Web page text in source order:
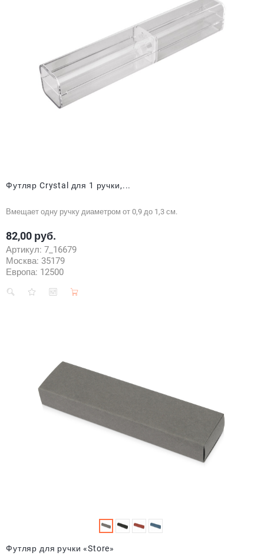
Футляр Crystal для 1 ручки,...
Вмещает одну ручку диаметром от 0,9 до 1,3 см.
Цена
82,00 руб.
Артикул: 7_16679
Москва: 35179
Европа: 12500
Футляр для ручки «Store»